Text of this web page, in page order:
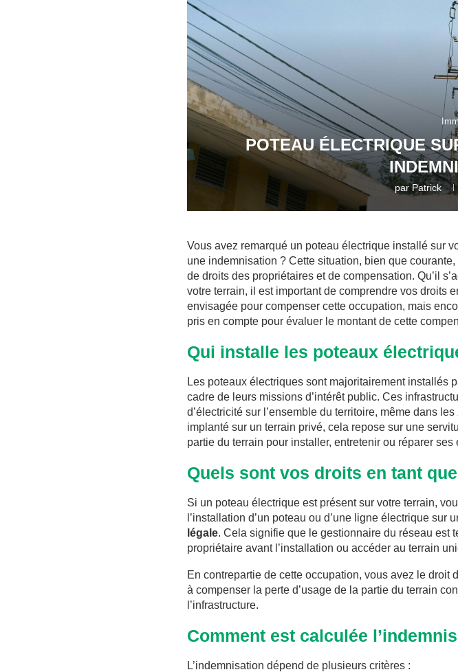
POTEAU ÉLECTRIQUE
parPatrick
Vous avez remarqué un poteau électrique installé sur
une indemnisation ? Cette situation, bien que
de droits des propriétaires et de compensation. Qu’il
votre terrain, il est important de comprendre vos droits
envisagée pour compenser cette occupation, mais
pris en compte pour évaluer le montant de cette
Qui installe les poteaux
Les poteaux électriques sont majoritairement installés
cadre de leurs missions d’intérêt public. Ces
d’électricité sur l’ensemble du territoire, même dans
implanté sur un terrain privé, cela repose sur une
partie du terrain pour installer, entretenir ou réparer
Quels sont vos droits en tant
Si un poteau électrique est présent sur votre terrain,
l’installation d’un poteau ou d’une ligne électrique
légale. Cela signifie que le gestionnaire du réseau est
propriétaire avant l’installation ou accéder au terrain
En contrepartie de cette occupation, vous avez le
à compenser la perte d’usage de la partie du terrain
l’infrastructure.
Comment est calculée
L’indemnisation dépend de plusieurs critères :